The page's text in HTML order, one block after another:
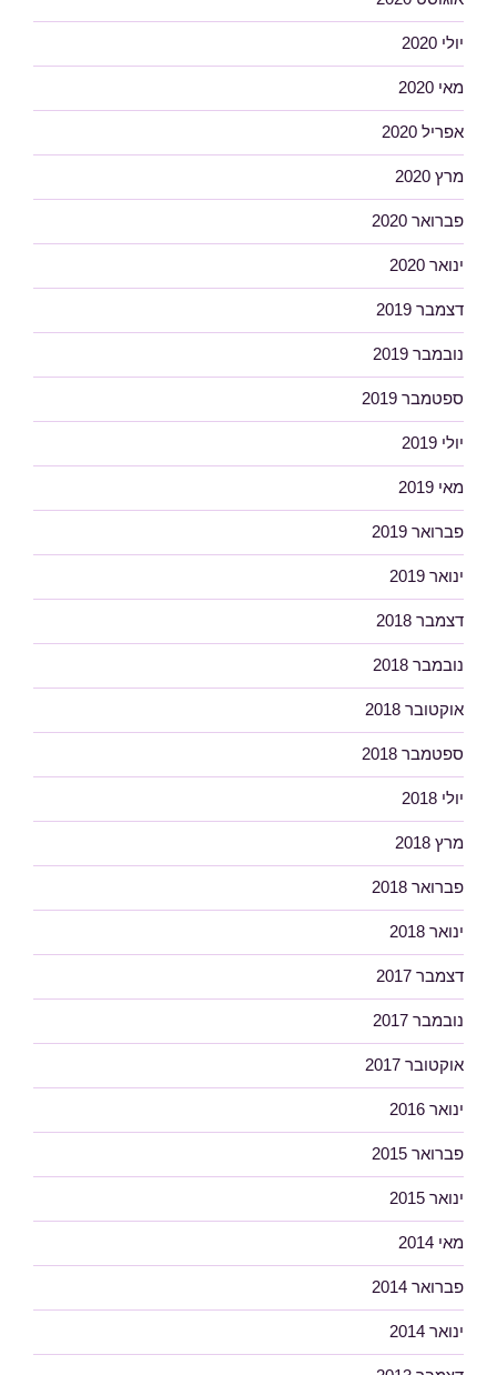
יולי 2020
מאי 2020
אפריל 2020
מרץ 2020
פברואר 2020
ינואר 2020
דצמבר 2019
נובמבר 2019
ספטמבר 2019
יולי 2019
מאי 2019
פברואר 2019
ינואר 2019
דצמבר 2018
נובמבר 2018
אוקטובר 2018
ספטמבר 2018
יולי 2018
מרץ 2018
פברואר 2018
ינואר 2018
דצמבר 2017
נובמבר 2017
אוקטובר 2017
ינואר 2016
פברואר 2015
ינואר 2015
מאי 2014
פברואר 2014
ינואר 2014